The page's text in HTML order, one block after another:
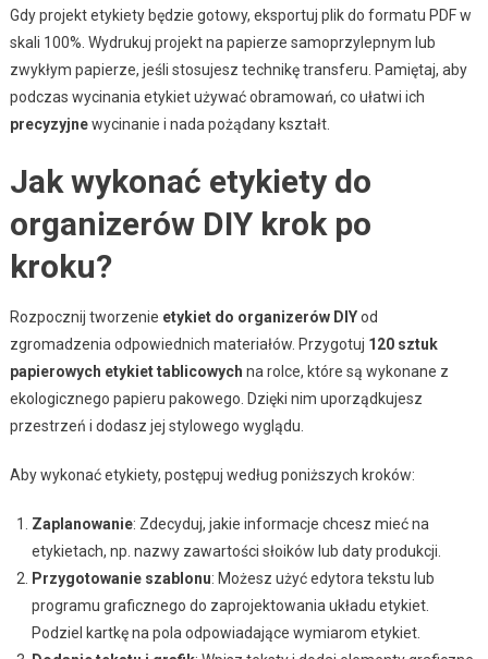
Gdy projekt etykiety będzie gotowy, eksportuj plik do formatu PDF w
skali 100%. Wydrukuj projekt na papierze samoprzylepnym lub
zwykłym papierze, jeśli stosujesz technikę transferu. Pamiętaj, aby
podczas wycinania etykiet używać obramowań, co ułatwi ich
precyzyjnewycinanie i nada pożądany kształt.
Jak wykonać etykiety do
organizerów DIY krok po
kroku?
Rozpocznij tworzenie etykiet do organizerów DIYod
zgromadzenia odpowiednich materiałów. Przygotuj 120 sztuk
papierowych etykiet tablicowych na rolce, które są wykonane z
ekologicznego papieru pakowego. Dzięki nim uporządkujesz
przestrzeń i dodasz jej stylowego wyglądu.
Aby wykonać etykiety, postępuj według poniższych kroków:
Zaplanowanie: Zdecyduj, jakie informacje chcesz mieć na
etykietach, np. nazwy zawartości słoików lub daty produkcji.
Przygotowanie szablonu: Możesz użyć edytora tekstu lub
programu graficznego do zaprojektowania układu etykiet.
Podziel kartkę na pola odpowiadające wymiarom etykiet.